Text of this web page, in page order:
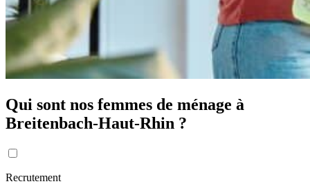
Qui sont nos femmes de ménage à
Breitenbach-Haut-Rhin ?
Recrutement